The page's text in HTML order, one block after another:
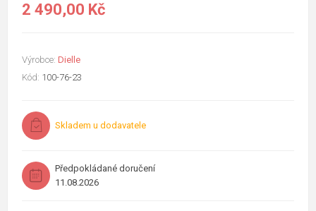
2 490,00 Kč
Výrobce: Dielle
Kód: 100-76-23
Skladem u dodavatele
Předpokládané doručení
11.08.2026